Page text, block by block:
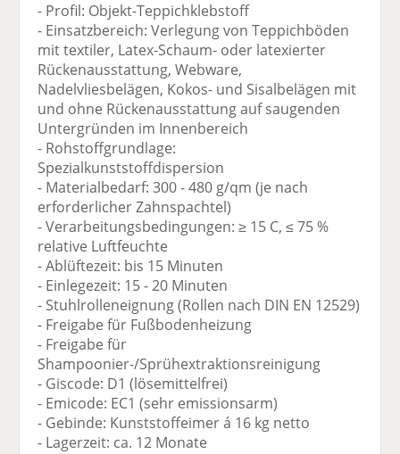
- Profil: Objekt-Teppichklebstoff
- Einsatzbereich: Verlegung von Teppichböden
mit textiler, Latex-Schaum- oder latexierter
Rückenausstattung, Webware,
Nadelvliesbelägen, Kokos- und Sisalbelägen mit
und ohne Rückenausstattung auf saugenden
Untergründen im Innenbereich
- Rohstoffgrundlage:
Spezialkunststoffdispersion
- Materialbedarf: 300 - 480 g/qm (je nach
erforderlicher Zahnspachtel)
- Verarbeitungsbedingungen: ≥ 15 C, ≤ 75 %
relative Luftfeuchte
- Ablüftezeit: bis 15 Minuten
- Einlegezeit: 15 - 20 Minuten
- Stuhlrolleneignung (Rollen nach DIN EN 12529)
- Freigabe für Fußbodenheizung
- Freigabe für
Shampoonier-/Sprühextraktionsreinigung
- Giscode: D1 (lösemittelfrei)
- Emicode: EC1 (sehr emissionsarm)
- Gebinde: Kunststoffeimer á 16 kg netto
- Lagerzeit: ca. 12 Monate